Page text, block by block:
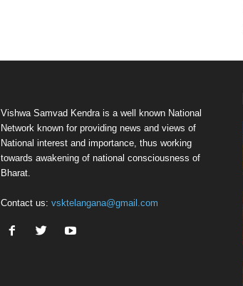
Vishwa Samvad Kendra is a well known National
Network known for providing news and views of
National interest and importance, thus working
towards awakening of national consciousness of
Bharat.
Contact us: vsktelangana@gmail.com